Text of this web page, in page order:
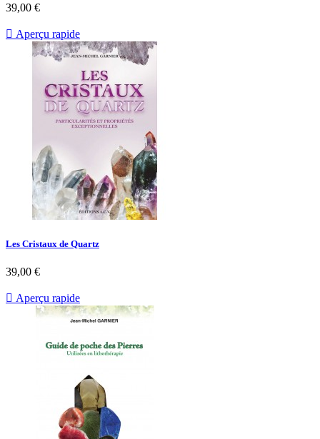
39,00 €
 Aperçu rapide
Les Cristaux de Quartz
39,00 €
 Aperçu rapide